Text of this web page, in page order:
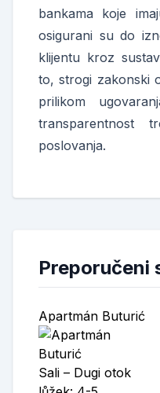
bankama koje
osigurani su do
klijentu kroz
to, strogi zakonski
prilikom
transparentnost
poslovanja.
Preporučeni
Apartmán Buturić
Sali – Dugi otok